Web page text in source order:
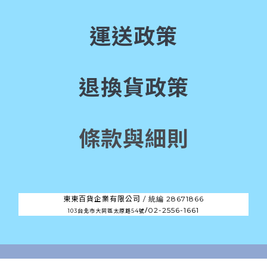
運送政策
退換貨政策
條款與細則
東東百貨企業有限公司 / 統編 28671866
103台北市大同區太原路54號/02-2556-1661